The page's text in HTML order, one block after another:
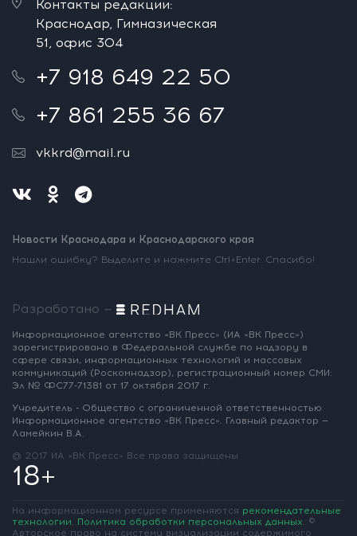
Контакты редакции:
Краснодар, Гимназическая
51, офис 304
+7 918 649 22 50
+7 861 255 36 67
vkkrd@mail.ru
Новости Краснодара и Краснодарского края
Нашли ошибку? Выделите и нажмите Ctrl+Enter. Спасибо!
Разработано —
Информационное агентство «ВК Пресс» (ИА «ВК Пресс»)
зарегистрировано в Федеральной службе по надзору в
сфере связи, информационных технологий и массовых
коммуникаций (Роскомнадзор), регистрационный номер СМИ:
Эл № ФС77-71381 от 17 октября 2017 г.
Учредитель - Общество с ограниченной ответственностью
Информационное агентство «ВК Пресс».
Главный редактор —
Ламейкин В.А.
@ 2017 ИА «ВК Пресс» Все права защищены
18+
На информационном ресурсе применяются рекомендательные
технологии
Политика обработки персональных данных
©
Авторское право на систему визуализации содержимого